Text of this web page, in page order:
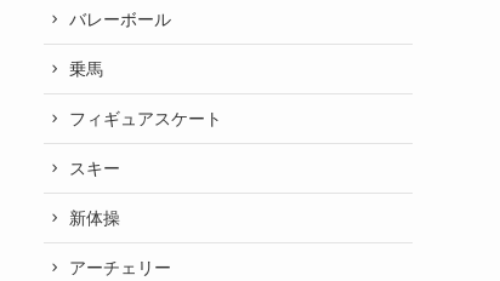
バレーボール
乗馬
フィギュアスケート
スキー
新体操
アーチェリー